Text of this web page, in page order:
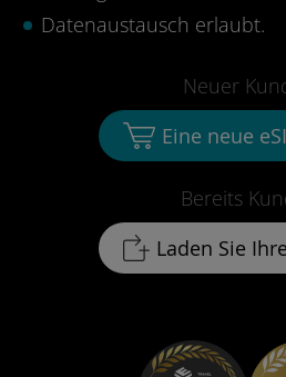
Datenaustausch erlaubt.
Bereits
Laden Sie
Neuer
Eine neue